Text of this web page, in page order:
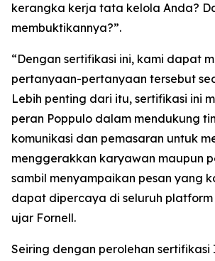
kerangka kerja tata kelola Anda?
membuktikannya?”.
“Dengan sertifikasi ini, kami dapat
pertanyaan-pertanyaan tersebut
Lebih penting dari itu, sertifikasi ini
peran Poppulo dalam mendukung
komunikasi dan pemasaran untuk
menggerakkan karyawan maupun
sambil menyampaikan pesan yang
dapat dipercaya di seluruh platform
ujar Fornell.
Seiring dengan perolehan sertifikasi